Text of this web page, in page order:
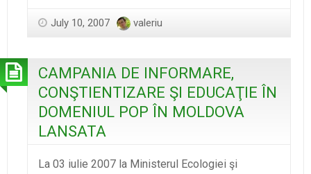
de
volum
July 10, 2007 valeriu
CAMPANIA DE INFORMARE,
CONŞTIENTIZARE ŞI EDUCAŢIE ÎN
DOMENIUL POP ÎN MOLDOVA
LANSATA
La 03 iulie 2007 la Ministerul Ecologiei şi